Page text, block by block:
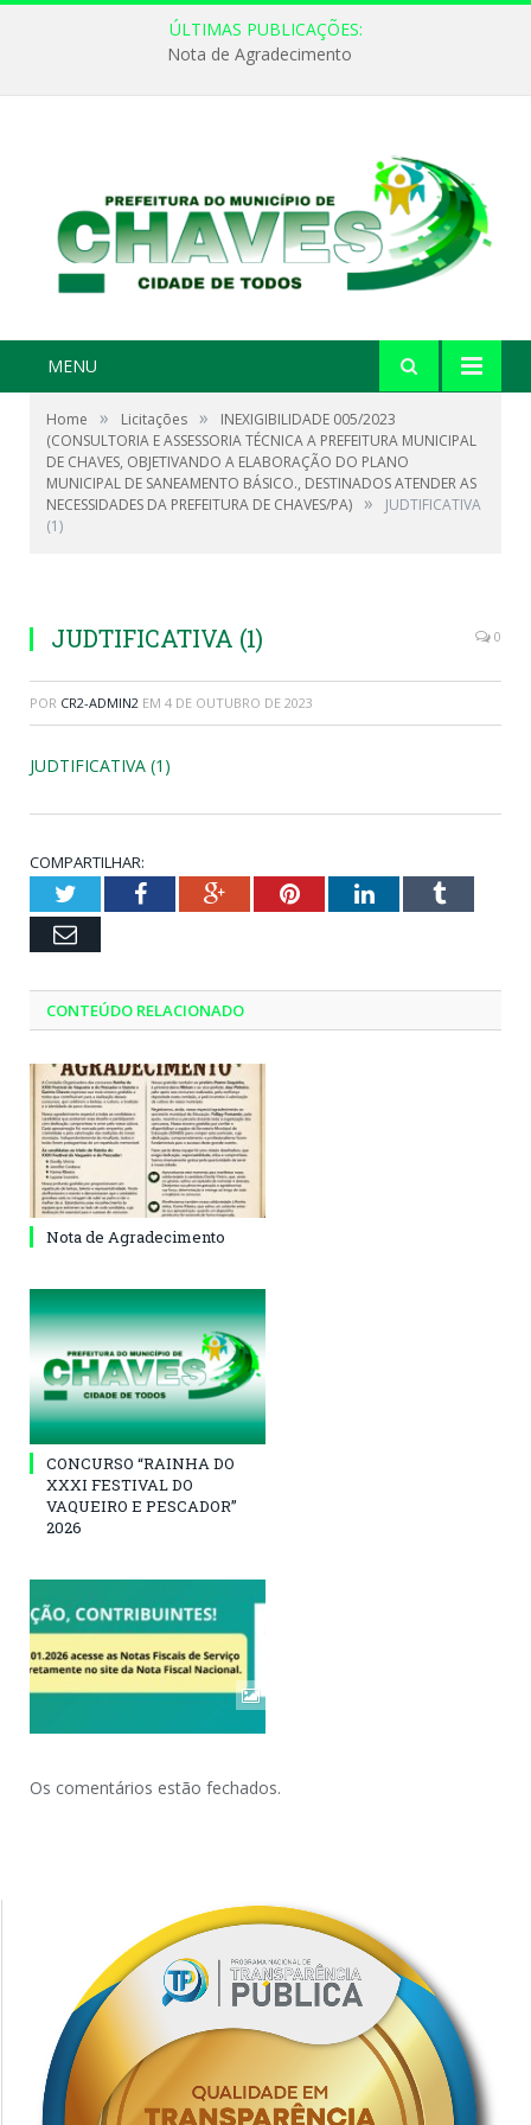
ÚLTIMAS PUBLICAÇÕES:
Nota de Agradecimento
MENU
Home » Licitações »
INEXIGIBILIDADE 005/2023
(CONSULTORIA E ASSESSORIA TÉCNICA A PREFEITURA MUNICIPAL
DE CHAVES, OBJETIVANDO A ELABORAÇÃO DO PLANO
MUNICIPAL DE SANEAMENTO BÁSICO., DESTINADOS ATENDER AS
NECESSIDADES DA PREFEITURA DE CHAVES/PA) »
JUDTIFICATIVA
(1)
JUDTIFICATIVA (1) 0
POR CR2-ADMIN2 EM 4 DE OUTUBRO DE 2023
JUDTIFICATIVA (1)
COMPARTILHAR:
TwitterFacebookGoogle+PinterestLinkedInTumblr
Email
CONTEÚDO RELACIONADO
Nota de Agradecimento
CONCURSO “RAINHA DO
XXXI FESTIVAL DO
VAQUEIRO E PESCADOR”
2026
Os comentários estão fechados.